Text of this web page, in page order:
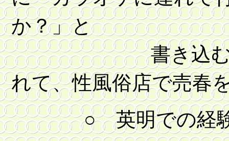
か？」と
書き込む。連絡
れて、性風俗店で売春
○ 英明での経験